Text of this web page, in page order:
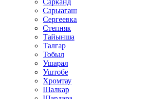
Сарканд
Сарыагаш
Сергеевка
Степняк
Тайынша
Талгар
Тобыл
Ушарал
Уштобе
Хромтау
Шалкар